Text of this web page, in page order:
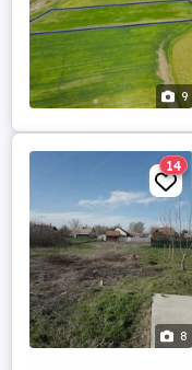
9
8
14